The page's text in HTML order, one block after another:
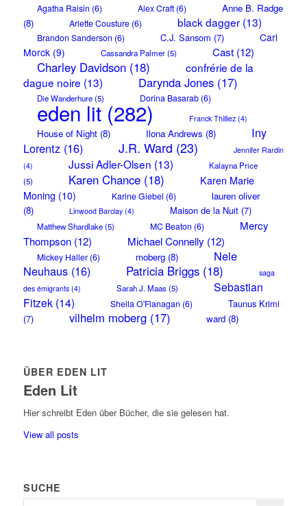
Agatha Raisin (6) Alex Craft(6)
Anne B. Radge
(8)
Arlette Cousture(6) black dagger(13)
Brandon Sanderson (6) C.J. Sansom (7)
Carl
Morck(9) Cassandra Palmer(5) Cast(12)
Charley Davidson(18)
confrérie de la
dague noire (13) Darynda Jones(17)
Die Wanderhure(5) Dorina Basarab(6)
eden lit(282) Franck Thilliez(4)
House of Night(8) Ilona Andrews (8)
Iny
Lorentz(16) J.R. Ward (23)
Jennifer Rardin
(4)
Jussi Adler-Olsen (13)
Kalayna Price
(5)
Karen Chance(18)
Karen Marie
Moning (10) Karine Giebel (6)
lauren oliver
(8)
Linwood Barclay(4) Maison de la Nuit(7)
Matthew Shardlake(5) MC Beaton (6)
Mercy
Thompson(12) Michael Connelly (12)
Mickey Haller(6) moberg(8)
Nele
Neuhaus(16) Patricia Briggs(18)
saga
des émigrants(4) Sarah J. Maas(5)
Sebastian
Fitzek(14) Sheila O'Flanagan (6)
Taunus Krimi
(7)
vilhelm moberg(17) ward(8)
ÜBER EDEN LIT
Eden Lit
Hier schreibt Eden über Bücher, die sie gelesen hat.
View all posts
SUCHE